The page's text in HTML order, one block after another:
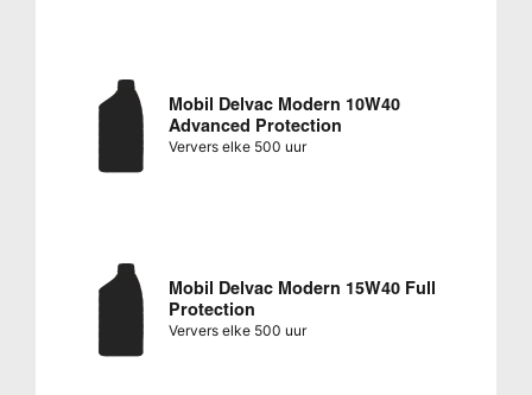
Mobil Delvac Modern 10W40
Advanced Protection
Ververs elke 500 uur
Mobil Delvac Modern 15W40 Full
Protection
Ververs elke 500 uur